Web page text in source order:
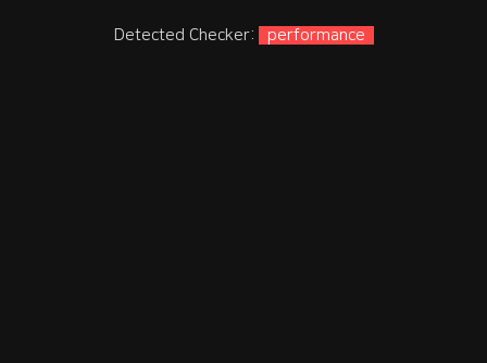
Detected Checker: performance